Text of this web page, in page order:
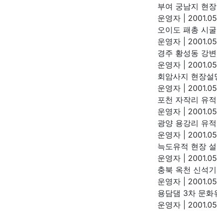
부여 궁남지 현
운영자
오이도 패총 시
운영자
경주 황성동 강
운영자
회암사지 현장
운영자
포천 자작리 유
운영자
광양 용강리 유
운영자
늑도유적 현장
운영자
충북 옥천 신석
운영자
용담댐 3차 문화
운영자